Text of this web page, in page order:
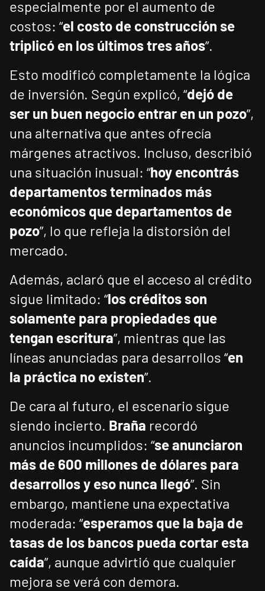
especialmente por el aumento de
costos: “el costo de construcción se
triplicó en los últimos tres años”.
Esto modificó completamente la lógica
de inversión. Según explicó, “dejó de
ser un buen negocio entrar en un pozo”,
una alternativa que antes ofrecía
márgenes atractivos. Incluso, describió
una situación inusual: “hoy encontrás
departamentos terminados más
económicos que departamentos de
pozo”, lo que refleja la distorsión del
mercado.
Además, aclaró que el acceso al crédito
sigue limitado: “los créditos son
solamente para propiedades que
tengan escritura”, mientras que las
líneas anunciadas para desarrollos “en
la práctica no existen”.
De cara al futuro, el escenario sigue
siendo incierto. Braña recordó
anuncios incumplidos: “se anunciaron
más de 600 millones de dólares para
desarrollos y eso nunca llegó”. Sin
embargo, mantiene una expectativa
moderada: “esperamos que la baja de
tasas de los bancos pueda cortar esta
caída”, aunque advirtió que cualquier
mejora se verá con demora.